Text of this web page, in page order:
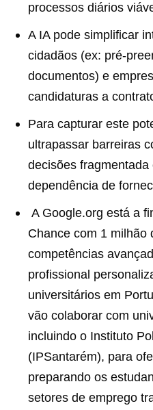
processos diários
A IA pode simplificar
cidadãos (ex: pré-
documentos) e
candidaturas a
Para capturar este
ultrapassar barreiras
decisões fragmentada
dependência de
A Google.org está a
Chance com 1 milhão
competências
profissional
universitários em
vão colaborar com
incluindo o Instituto
(IPSantarém), para
preparando os
setores de emprego